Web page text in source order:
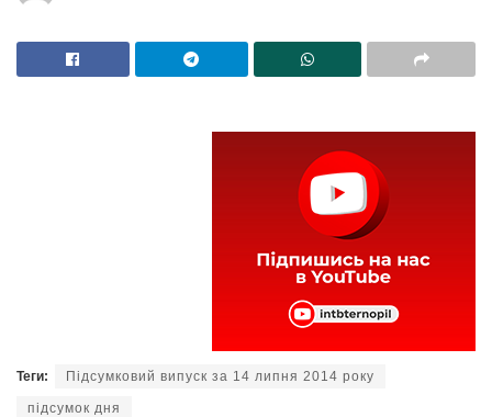
Теги: Підсумковий випуск за 14 липня 2014 року
підсумок дня